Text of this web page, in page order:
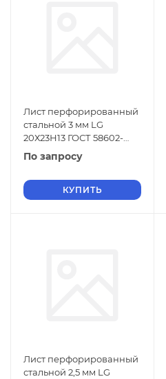
Лист перфорированный
стальной 3 мм LG
20Х23Н13 ГОСТ 58602-
2019
По запросу
КУПИТЬ
Лист перфорированный
стальной 2,5 мм LG